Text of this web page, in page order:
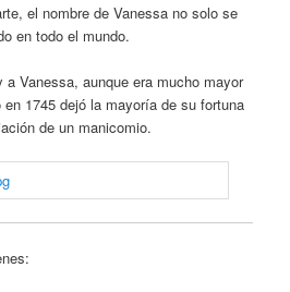
el nombre de Vanessa no solo se
en todo el mundo.
Vanessa, aunque era mucho mayor
1745 dejó la mayoría de su fortuna
de un manicomio.